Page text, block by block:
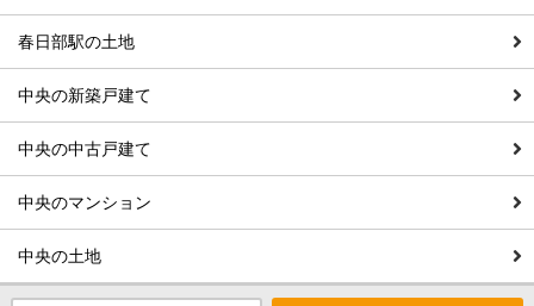
春日部駅の土地
中央の新築戸建て
中央の中古戸建て
中央のマンション
中央の土地